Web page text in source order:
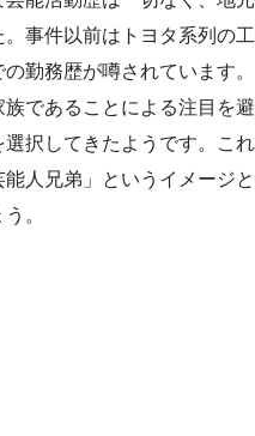
事件以前はトヨタ系列の工
勤務歴が噂されています。
であることによる注目を避
択してきたようです。これ
人兄弟」というイメージと
。